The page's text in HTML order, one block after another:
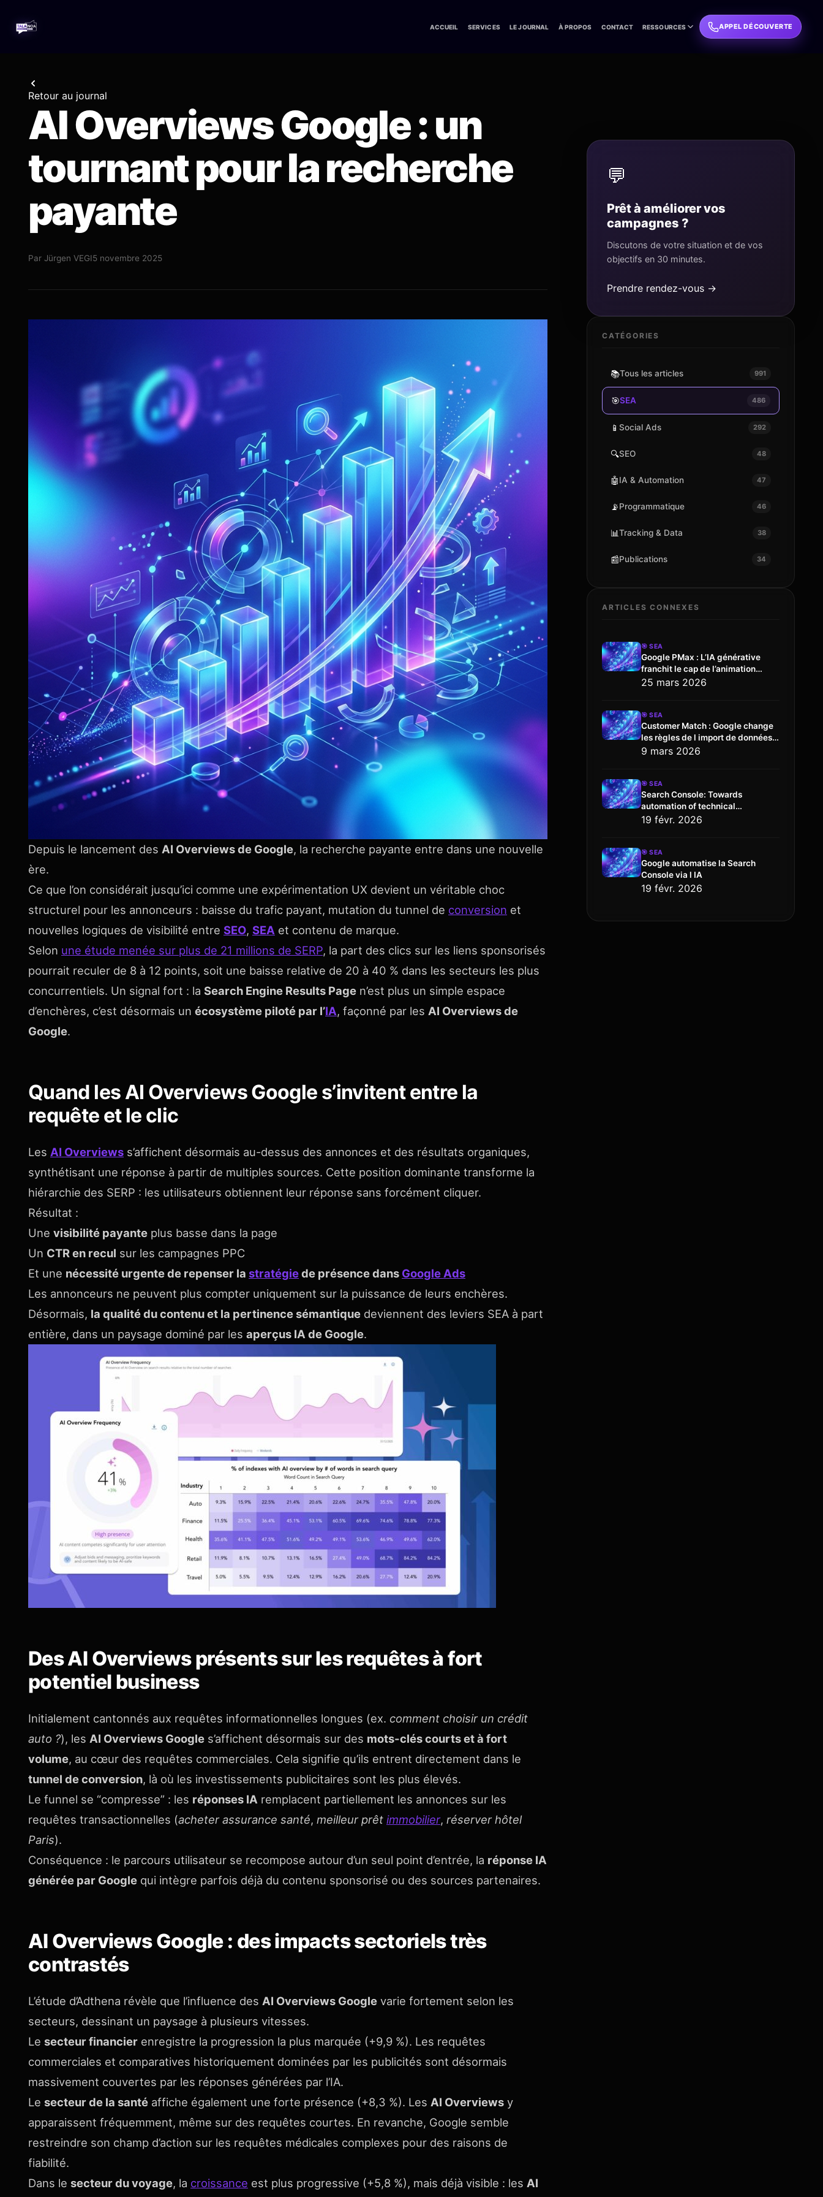
ACCUEIL SERVICES LE JOURNAL À PROPOS CONTACT RESSOURCES APPEL DÉCOUVERTE
Retour au journal
AI Overviews Google : un
tournant pour la recherche
payante
Par Jürgen VEGI5 novembre 2025
Depuis le lancement des AI Overviews de Google, la recherche payante entre dans une nouvelle
ère.
Ce que l’on considérait jusqu’ici comme une expérimentation UX devient un véritable choc
structurel pour les annonceurs : baisse du trafic payant, mutation du tunnel de conversion et
nouvelles logiques de visibilité entre SEO, SEA et contenu de marque.
Selon une étude menée sur plus de 21 millions de SERP, la part des clics sur les liens sponsorisés
pourrait reculer de 8 à 12 points, soit une baisse relative de 20 à 40 % dans les secteurs les plus
concurrentiels. Un signal fort : la Search Engine Results Page n’est plus un simple espace
d’enchères, c’est désormais un écosystème piloté par l’IA, façonné par les AI Overviews de
Google.
Quand les AI Overviews Google s’invitent entre la
requête et le clic
Les AI Overviews s’affichent désormais au-dessus des annonces et des résultats organiques,
synthétisant une réponse à partir de multiples sources. Cette position dominante transforme la
hiérarchie des SERP : les utilisateurs obtiennent leur réponse sans forcément cliquer.
Résultat :
Une visibilité payante plus basse dans la page
Un CTR en recul sur les campagnes PPC
Et une nécessité urgente de repenser la stratégiede présence dans Google Ads
Les annonceurs ne peuvent plus compter uniquement sur la puissance de leurs enchères.
Désormais, la qualité du contenu et la pertinence sémantique deviennent des leviers SEA à part
entière, dans un paysage dominé par les aperçus IA de Google.
Des AI Overviews présents sur les requêtes à fort
potentiel business
Initialement cantonnés aux requêtes informationnelles longues (ex. comment choisir un crédit
auto ?), les AI Overviews Google s’affichent désormais sur des mots-clés courts et à fort
volume, au cœur des requêtes commerciales. Cela signifie qu’ils entrent directement dans le
tunnel de conversion, là où les investissements publicitaires sont les plus élevés.
Le funnel se “compresse” : les réponses IA remplacent partiellement les annonces sur les
requêtes transactionnelles (acheter assurance santé, meilleur prêt immobilier, réserver hôtel
Paris).
Conséquence : le parcours utilisateur se recompose autour d’un seul point d’entrée, la réponse IA
générée par Google qui intègre parfois déjà du contenu sponsorisé ou des sources partenaires.
AI Overviews Google : des impacts sectoriels très
contrastés
L’étude d’Adthena révèle que l’influence des AI Overviews Google varie fortement selon les
secteurs, dessinant un paysage à plusieurs vitesses.
Le secteur financier enregistre la progression la plus marquée (+9,9 %). Les requêtes
commerciales et comparatives historiquement dominées par les publicités sont désormais
massivement couvertes par les réponses générées par l’IA.
Le secteur de la santé affiche également une forte présence (+8,3 %). Les AI Overviews y
apparaissent fréquemment, même sur des requêtes courtes. En revanche, Google semble
restreindre son champ d’action sur les requêtes médicales complexes pour des raisons de
fiabilité.
Dans le secteur du voyage, la croissance est plus progressive (+5,8 %), mais déjà visible : les AI
💬
Prêt à améliorer vos
campagnes ?
Discutons de votre situation et de vos
objectifs en 30 minutes.
Prendre rendez-vous →
CATÉGORIES
📚Tous les articles 991
🎯SEA 486
📱 Social Ads 292
🔍SEO 48
🤖IA & Automation 47
📡Programmatique 46
📊Tracking & Data 38
📰Publications 34
ARTICLES CONNEXES
🎯 SEA
Google PMax : L’IA générative
franchit le cap de l’animation
vidéo
25 mars 2026
🎯 SEA
Customer Match : Google change
les règles de l import de données
via l API
9 mars 2026
🎯 SEA
Search Console: Towards
automation of technical
configuration
19 févr. 2026
🎯 SEA
Google automatise la Search
Console via l IA
19 févr. 2026